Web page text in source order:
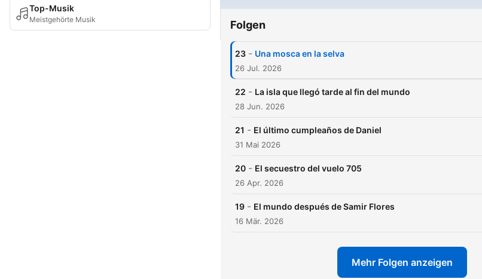
Top-Musik
Meistgehörte Musik Folgen
23 - Una mosca en la selva
26 Jul. 2026
22 - La isla que llegó tarde al fin del mundo
28 Jun. 2026
21 - El último cumpleaños de Daniel
31 Mai 2026
20 - El secuestro del vuelo 705
26 Apr. 2026
19 - El mundo después de Samir Flores
16 Mär. 2026
Mehr Folgen anzeigen